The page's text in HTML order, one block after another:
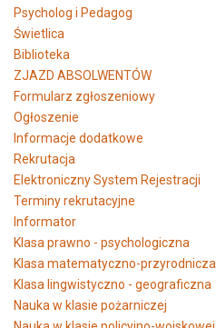
Psycholog i Pedagog
Świetlica
Biblioteka
ZJAZD ABSOLWENTÓW
Formularz zgłoszeniowy
Ogłoszenie
Informacje dodatkowe
Rekrutacja
Elektroniczny System Rejestracji
Terminy rekrutacyjne
Informator
Klasa prawno - psychologiczna
Klasa matematyczno-przyrodnicza
Klasa lingwistyczno - geograficzna
Nauka w klasie pożarniczej